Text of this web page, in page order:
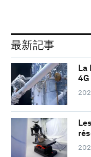
最新記事